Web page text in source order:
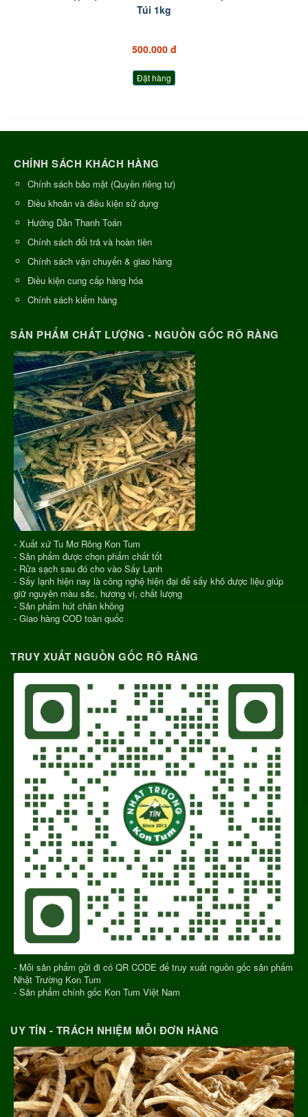
Túi 1kg
500.000 đ
Đặt hàng
CHÍNH SÁCH KHÁCH HÀNG
Chính sách bảo mật (Quyền riêng tư)
Điều khoản và điều kiện sử dụng
Hướng Dẫn Thanh Toán
Chính sách đổi trả và hoàn tiền
Chính sách vận chuyển & giao hàng
Điều kiện cung cấp hàng hóa
Chính sách kiểm hàng
SẢN PHẨM CHẤT LƯỢNG - NGUỒN GỐC RÕ RÀNG
- Xuất xứ Tu Mơ Rông Kon Tum
- Sản phẩm được chọn phẩm chất tốt
- Rửa sạch sau đó cho vào Sấy Lạnh
- Sấy lạnh hiện nay là công nghệ hiện đại để sấy khô dược liệu giúp
giữ nguyên màu sắc, hương vị, chất lượng
- Sản phẩm hút chân không
- Giao hàng COD toàn quốc
TRUY XUẤT NGUỒN GỐC RÕ RÀNG
- Mỗi sản phẩm gửi đi có QR CODE để truy xuất nguồn gốc sản phẩm
Nhật Trường Kon Tum
- Sản phẩm chính gốc Kon Tum Việt Nam
UY TÍN - TRÁCH NHIỆM MỖI ĐƠN HÀNG